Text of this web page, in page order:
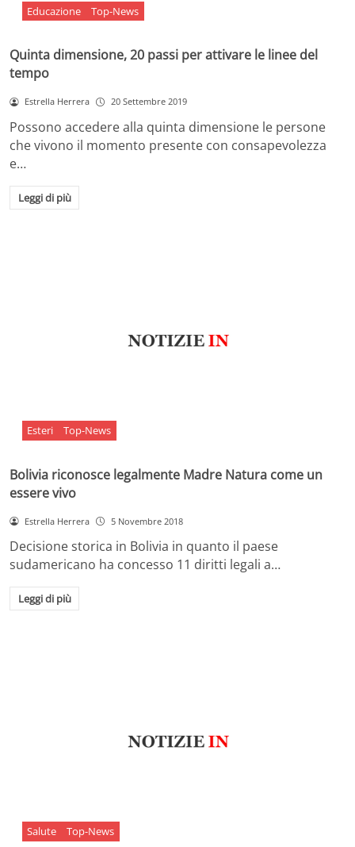
Educazione Top-News
Quinta dimensione, 20 passi per attivare le linee del
tempo
Estrella Herrera 20 Settembre 2019
Possono accedere alla quinta dimensione le persone
che vivono il momento presente con consapevolezza
e…
Leggi di più
Esteri Top-News
Bolivia riconosce legalmente Madre Natura come un
essere vivo
Estrella Herrera 5 Novembre 2018
Decisione storica in Bolivia in quanto il paese
sudamericano ha concesso 11 diritti legali a…
Leggi di più
Salute Top-News